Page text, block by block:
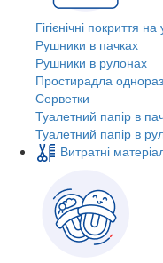
Гігієнічні покриття на
Рушники в пачках
Рушники в рулонах
Простирадла
Серветки
Туалетний папір в
Туалетний папір в
Витратні